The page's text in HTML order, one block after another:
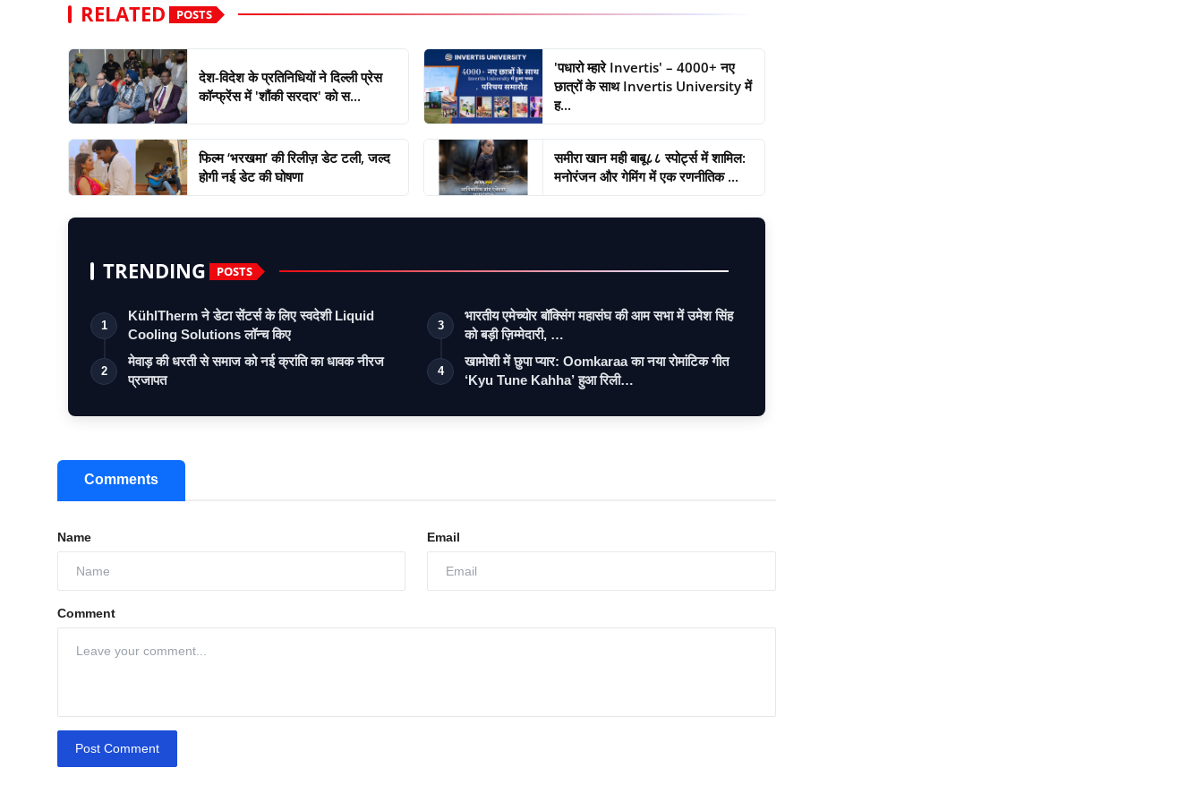
RELATED POSTS
देश-विदेश के प्रतिनिधियों ने दिल्ली प्रेस
कॉन्फ्रेंस में 'शौंकी सरदार' को स...
'पधारो म्हारे Invertis' – 4000+ नए
छात्रों के साथ Invertis University में
ह...
फिल्म ‘भरखमा’ की रिलीज़ डेट टली, जल्द
होगी नई डेट की घोषणा
समीरा खान मही बाबू८८ स्पोर्ट्स में शामिल:
मनोरंजन और गेमिंग में एक रणनीतिक ...
TRENDING POSTS
1
KühlTherm ने डेटा सेंटर्स के लिए स्वदेशी Liquid
Cooling Solutions लॉन्च किए
2
मेवाड़ की धरती से समाज को नई क्रांति का धावक नीरज
प्रजापत
3
भारतीय एमेच्योर बॉक्सिंग महासंघ की आम सभा में उमेश सिंह
को बड़ी ज़िम्मेदारी, …
4
खामोशी में छुपा प्यार: Oomkaraa का नया रोमांटिक गीत
‘Kyu Tune Kahha’ हुआ रिली…
Comments
Name Email
Comment
Post Comment